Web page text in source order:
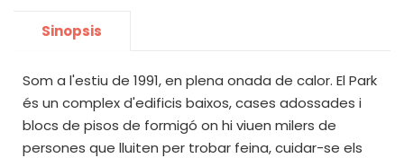
Sinopsis
Som a l'estiu de 1991, en plena onada de calor. El Park
és un complex d'edificis baixos, cases adossades i
blocs de pisos de formigó on hi viuen milers de
persones que lluiten per trobar feina, cuidar-se els